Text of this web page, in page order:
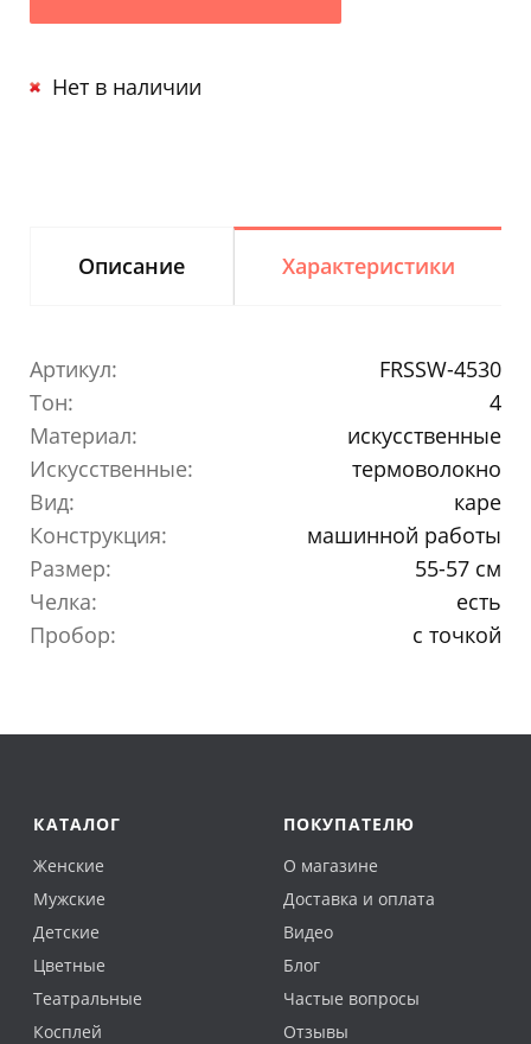
Нет в наличии
Описание Характеристики
Артикул:
FRSSW-4530
Тон:
4
Материал:
искусственные
Искусственные:
термоволокно
Вид:
каре
Конструкция:
машинной работы
Размер:
55-57 см
Челка:
есть
Пробор:
с точкой
КАТАЛОГ
Женские
Мужские
Детские
Цветные
Театральные
Косплей
ПОКУПАТЕЛЮ
О магазине
Доставка и оплата
Видео
Блог
Частые вопросы
Отзывы